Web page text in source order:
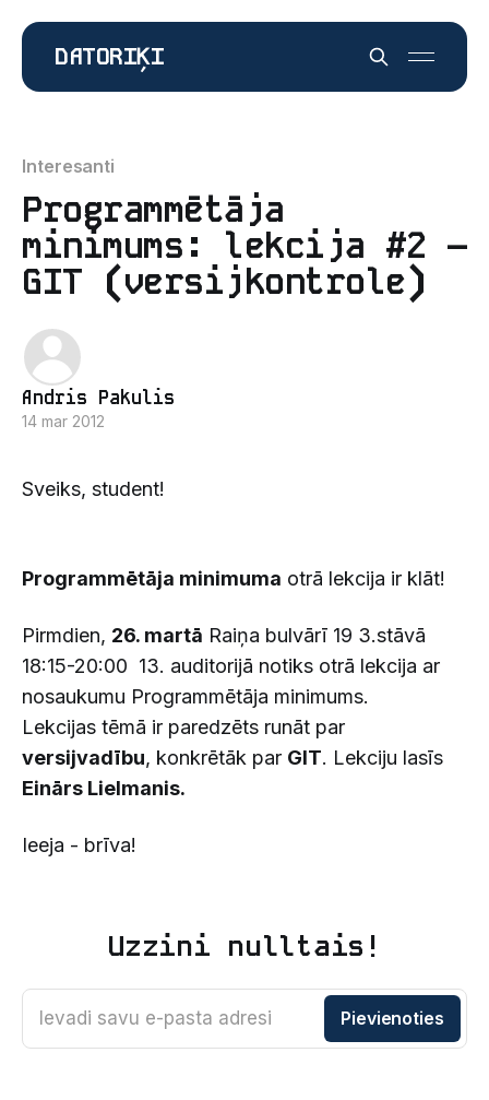
DATORIĶI
Interesanti
Programmētāja
minimums: lekcija #2 –
GIT (versijkontrole)
Andris Pakulis
14 mar 2012
Sveiks, student!
Programmētāja minimuma otrā lekcija ir klāt!
Pirmdien, 26. martā Raiņa bulvārī 19 3.stāvā
18:15-20:00 13. auditorijā notiks otrā lekcija ar
nosaukumu Programmētāja minimums.
Lekcijas tēmā ir paredzēts runāt par
versijvadību, konkrētāk par GIT. Lekciju lasīs
Einārs Lielmanis.
Ieeja - brīva!
Uzzini nulltais!
Ievadi savu e-pasta adresi Pievienoties